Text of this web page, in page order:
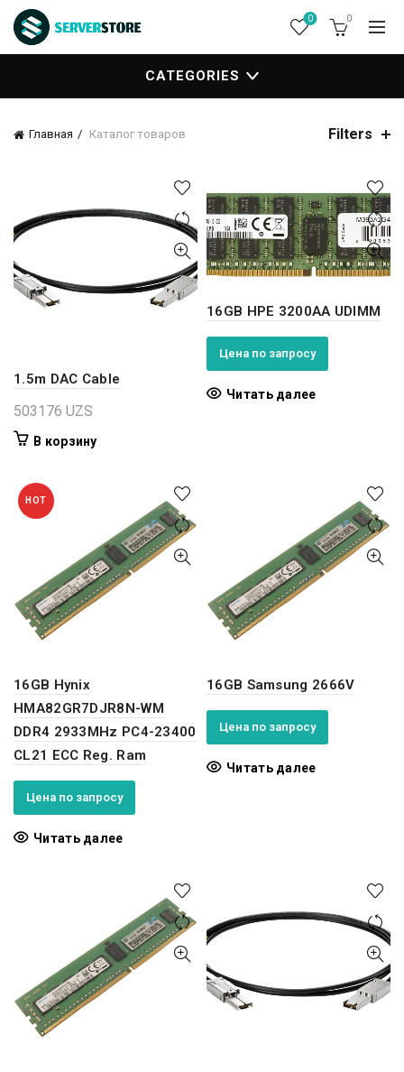
0 0
CATEGORIES
Главная Каталог товаров Filters
1.5m DAC Cable
503176 UZS
В корзину
16GB HPE 3200AA UDIMM
Цена по запросу
Читать далее
HOT
16GB Hynix
HMA82GR7DJR8N-WM
DDR4 2933MHz PC4-23400
CL21 ECC Reg. Ram
Цена по запросу
Читать далее
16GB Samsung 2666V
Цена по запросу
Читать далее